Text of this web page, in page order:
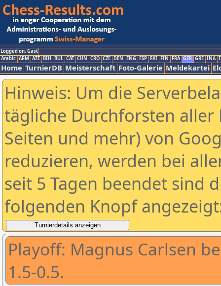
Logged on: Gast
Arabic ARM AZE BIH BUL CAT CHN CRO CZE DEN ENG ESP FAI FIN FRA GER GRE INA
Home TurnierDB Meisterschaft Foto-Galerie Meldekartei
Hinweis: Um die
tägliche Durchforsten aller
Seiten und mehr) von
reduzieren, werden bei
seit 5 Tagen beendet sind
folgenden Knopf
Playoff: Magnus Carlsen
1.5-0.5.